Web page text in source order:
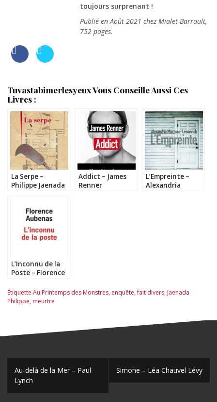
toujours surprenant !
Publié en Août 2021 chez Mialet-Barrault,
752 pages.
Tuvastabimerlesyeux Vous Conseille Aussi Ces
Livres :
La Serpe –
Philippe Jaenada
Addict – James
Renner
L’Empreinte –
Alexandria
L’Inconnu de la
Poste – Florence
Étiquette Au Printemps des Monstres, enquête,fait divers,Jaenada
Philippe,meurtre
N
a
Au-delà de la Mer – Paul
Lynch
Simone – Léa Chauvel Lévy